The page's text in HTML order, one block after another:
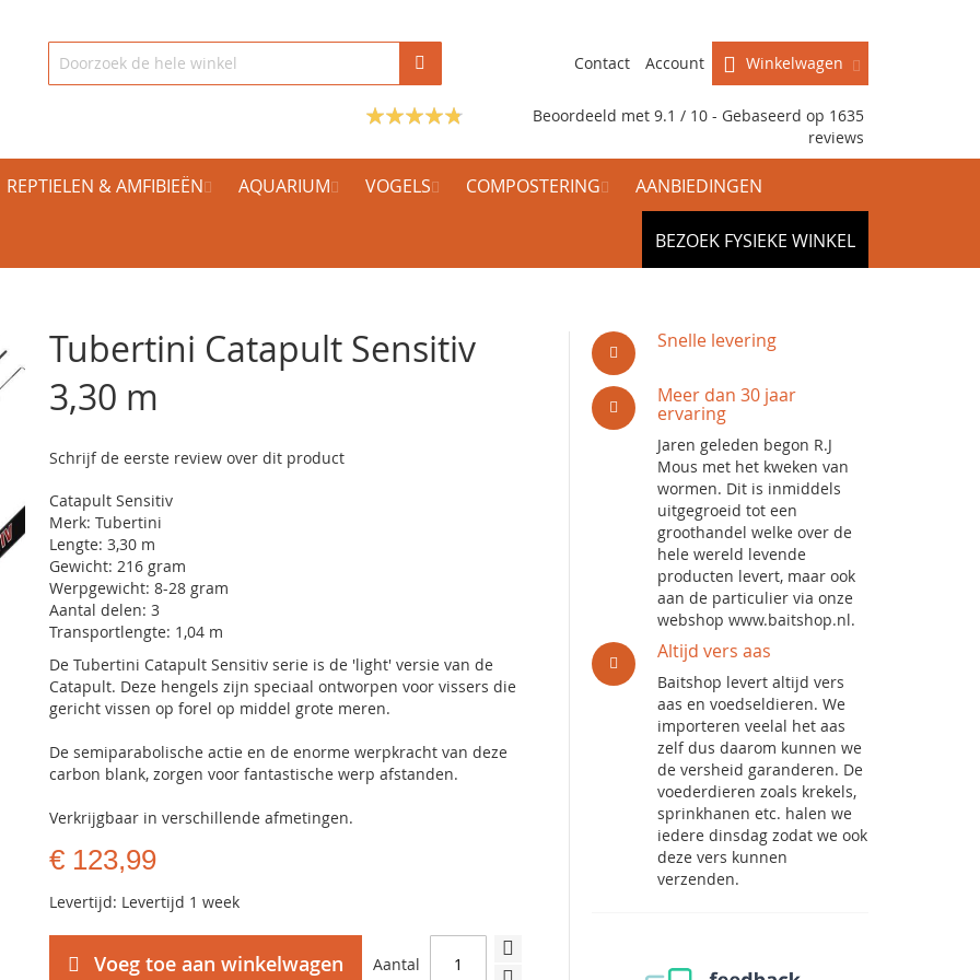
Winkelwagen
Contact Account
Beoordeeld met 9.1 / 10 - Gebaseerd op 1635
reviews
REPTIELEN & AMFIBIEËN AQUARIUM VOGELS COMPOSTERING AANBIEDINGEN
BEZOEK FYSIEKE WINKEL
Tubertini Catapult Sensitiv
3,30 m
Schrijf de eerste review over dit product
Catapult Sensitiv
Merk: Tubertini
Lengte: 3,30 m
Gewicht: 216 gram
Werpgewicht: 8-28 gram
Aantal delen: 3
Transportlengte: 1,04 m
De Tubertini Catapult Sensitiv serie is de 'light' versie van de
Catapult. Deze hengels zijn speciaal ontworpen voor vissers die
gericht vissen op forel op middel grote meren.
De semiparabolische actie en de enorme werpkracht van deze
carbon blank, zorgen voor fantastische werp afstanden.
Verkrijgbaar in verschillende afmetingen.
€ 123,99
Levertijd: Levertijd 1 week
Aantal
Voeg toe aan winkelwagen
Snelle levering
Meer dan 30 jaar
ervaring
Jaren geleden begon R.J
Mous met het kweken van
wormen. Dit is inmiddels
uitgegroeid tot een
groothandel welke over de
hele wereld levende
producten levert, maar ook
aan de particulier via onze
webshop www.baitshop.nl.
Altijd vers aas
Baitshop levert altijd vers
aas en voedseldieren. We
importeren veelal het aas
zelf dus daarom kunnen we
de versheid garanderen. De
voederdieren zoals krekels,
sprinkhanen etc. halen we
iedere dinsdag zodat we ook
deze vers kunnen
verzenden.